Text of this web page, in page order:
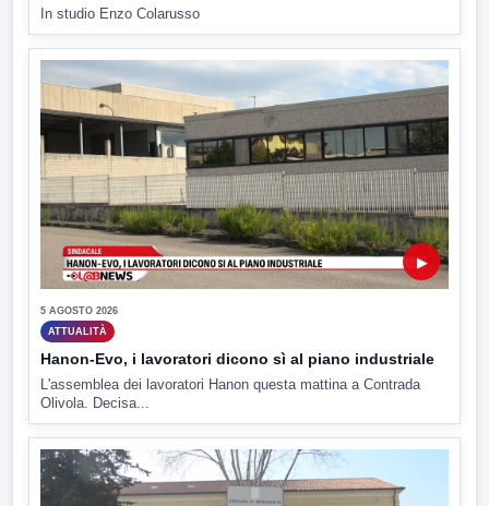
In studio Enzo Colarusso
▶
5 AGOSTO 2026
ATTUALITÀ
Hanon-Evo, i lavoratori dicono sì al piano industriale
L'assemblea dei lavoratori Hanon questa mattina a Contrada
Olivola. Decisa...